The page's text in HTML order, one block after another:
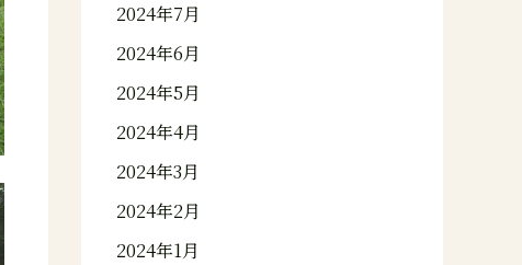
2024年7月
2024年6月
2024年5月
2024年4月
2024年3月
2024年2月
2024年1月